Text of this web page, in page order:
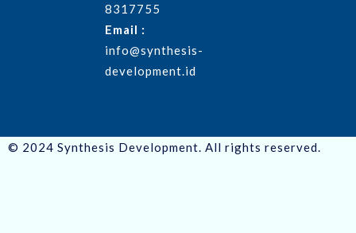
8317755
Email :
info@synthesis-
development.id
© 2024 Synthesis Development. All rights reserved.